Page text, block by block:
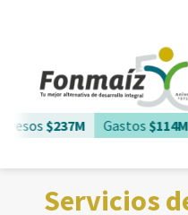
$237M Gastos$114M
Servicios